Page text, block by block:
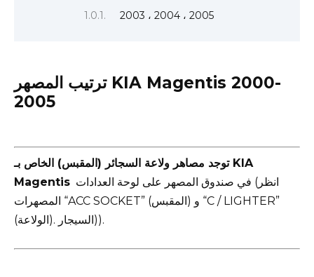
2003 ، 2004 ، 2005
ترتيب المصهر KIA Magentis 2000-
2005
توجد مصاهر ولاعة السجائر (المقبس) الخاص بـ KIA
Magentis
المصهرات “ACC SOCKET” (المقبس) و “C / LIGHTER”
(الولاعة). السيجار)).